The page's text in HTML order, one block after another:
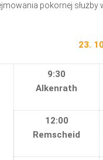
pokornej służby
23.
9:30
Alkenrath
12:00
Remscheid